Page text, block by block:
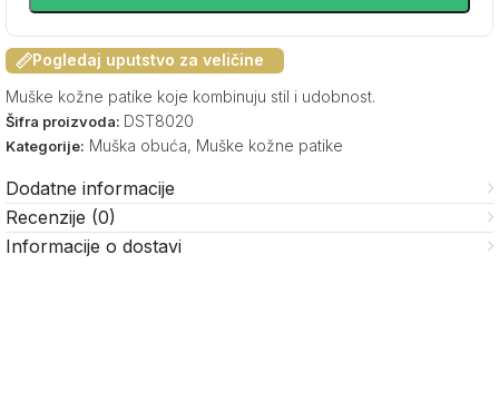
Pogledaj uputstvo za veličine
Muške kožne patike koje kombinuju stil i udobnost.
Šifra proizvoda: DST8020
Kategorije: Muška obuća, Muške kožne patike
Dodatne informacije
Recenzije (0)
Informacije o dostavi